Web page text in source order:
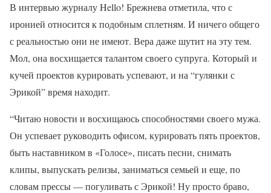
В интервью журналу Hello! Брежнева отметила, что с
иронией относится к подобным сплетням. И ничего общего
с реальностью они не имеют. Вера даже шутит на эту тем.
Мол, она восхищается талантом своего супруга. Который и
кучей проектов курировать успевают, и на “гулянки с
Эрикой” время находит.
“Читаю новости и восхищаюсь способностями своего мужа.
Он успевает руководить офисом, курировать пять проектов,
быть наставником в «Голосе», писать песни, снимать
клипы, выпускать релизы, заниматься семьей и еще, по
словам прессы — погуливать с Эрикой! Ну просто браво,